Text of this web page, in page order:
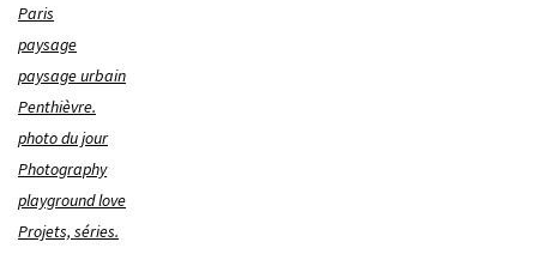
Paris
paysage
paysage urbain
Penthièvre.
photo du jour
Photography
playground love
Projets, séries.